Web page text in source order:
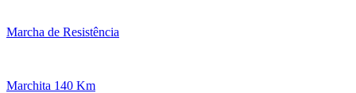
Marcha de Resistência
Marchita 140 Km